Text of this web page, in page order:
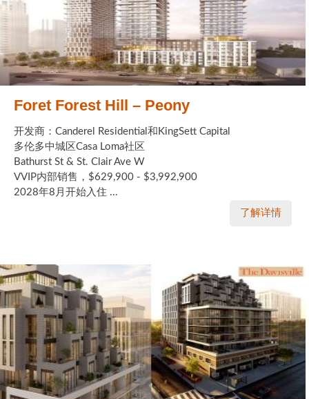
Foret Forest Hill – Peony
开发商：Canderel Residential和KingSett Capital
多伦多中城区Casa Loma社区
Bathurst St & St. Clair Ave W
VVIP内部销售，$629,900 - $3,992,900
2028年8月开始入住 ...
了解详情